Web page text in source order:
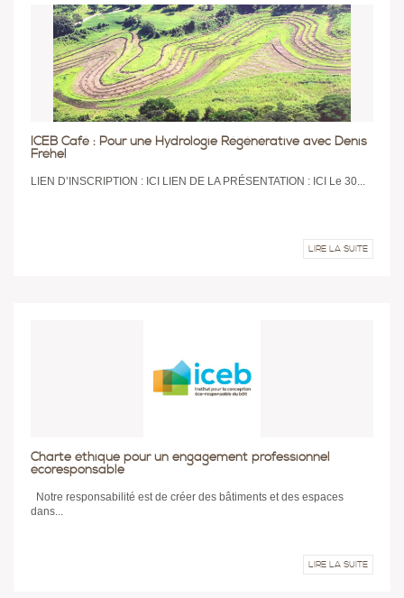
ICEB Café : Pour une Hydrologie Régénérative avec Denis
Fréhel
LIEN D’INSCRIPTION : ICI LIEN DE LA PRÉSENTATION : ICI Le 30...
LIRE LA SUITE
Charte éthique pour un engagement professionnel
écoresponsable
Notre responsabilité est de créer des bâtiments et des espaces
dans...
LIRE LA SUITE